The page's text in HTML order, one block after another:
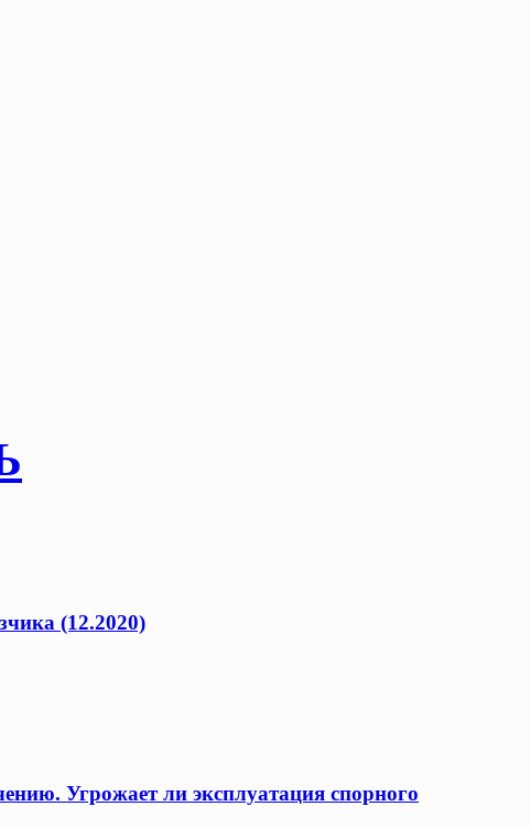
(12.2020)
Угрожает ли эксплуатация спорного